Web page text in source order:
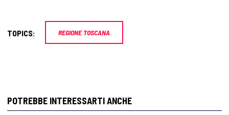
TOPICS: REGIONE TOSCANA
POTREBBE INTERESSARTI ANCHE